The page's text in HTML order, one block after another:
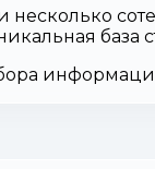
несколько
база